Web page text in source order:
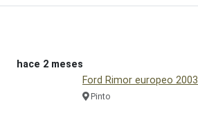
hace 2 meses
Ford Rimor europeo 2003
Pinto